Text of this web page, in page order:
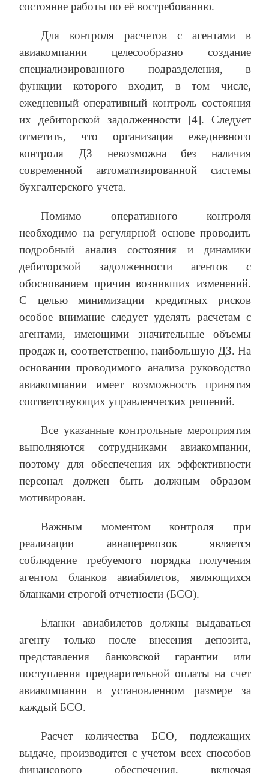
состояние работы по её востребованию.
Для контроля расчетов с агентами в
авиакомпании целесообразно создание
специализированного подразделения, в
функции которого входит, в том числе,
ежедневный оперативный контроль состояния
их дебиторской задолженности [4]. Следует
отметить, что организация ежедневного
контроля ДЗ невозможна без наличия
современной автоматизированной системы
бухгалтерского учета.
Помимо оперативного контроля
необходимо на регулярной основе проводить
подробный анализ состояния и динамики
дебиторской задолженности агентов с
обоснованием причин возникших изменений.
С целью минимизации кредитных рисков
особое внимание следует уделять расчетам с
агентами, имеющими значительные объемы
продаж и, соответственно, наибольшую ДЗ. На
основании проводимого анализа руководство
авиакомпании имеет возможность принятия
соответствующих управленческих решений.
Все указанные контрольные мероприятия
выполняются сотрудниками авиакомпании,
поэтому для обеспечения их эффективности
персонал должен быть должным образом
мотивирован.
Важным моментом контроля при
реализации авиаперевозок является
соблюдение требуемого порядка получения
агентом бланков авиабилетов, являющихся
бланками строгой отчетности (БСО).
Бланки авиабилетов должны выдаваться
агенту только после внесения депозита,
представления банковской гарантии или
поступления предварительной оплаты на счет
авиакомпании в установленном размере за
каждый БСО.
Расчет количества БСО, подлежащих
выдаче, производится с учетом всех способов
финансового обеспечения, включая